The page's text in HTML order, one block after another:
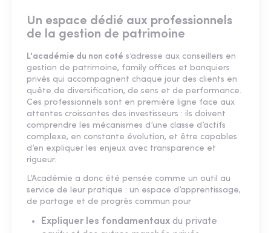
Un espace dédié aux professionnels
de la gestion de patrimoine
L'académie du non coté s’adresse aux conseillers en
gestion de patrimoine, family offices et banquiers
privés qui accompagnent chaque jour des clients en
quête de diversification, de sens et de performance.
Ces professionnels sont en première ligne face aux
attentes croissantes des investisseurs : ils doivent
comprendre les mécanismes d’une classe d’actifs
complexe, en constante évolution, et être capables
d’en expliquer les enjeux avec transparence et
rigueur.
L’Académie a donc été pensée comme un outil au
service de leur pratique : un espace d’apprentissage,
de partage et de progrès commun pour
Expliquer les fondamentaux du private